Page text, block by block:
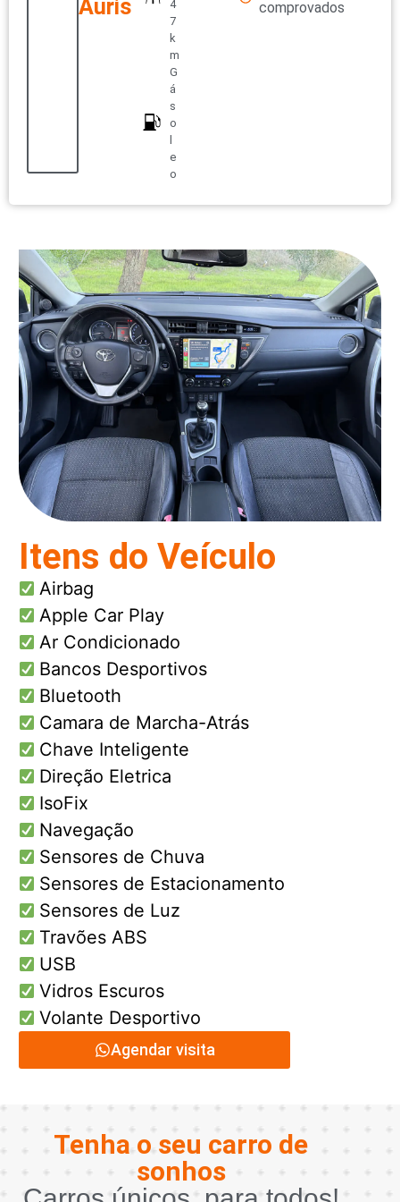
Auris
4
7
k
m
G
á
s
o
l
e
o
comprovados
Itens do Veículo
Airbag
Apple Car Play
Ar Condicionado
Bancos Desportivos
Bluetooth
Camara de Marcha-Atrás
Chave Inteligente
Direção Eletrica
IsoFix
Navegação
Sensores de Chuva
Sensores de Estacionamento
Sensores de Luz
Travões ABS
USB
Vidros Escuros
Volante Desportivo
Agendar visita
Tenha o seu carro de
sonhos